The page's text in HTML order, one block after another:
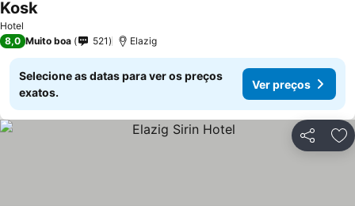
Hotel
KoskVer preços
8,0 Muito boa 521 Elazig
Selecione as datas para ver os preços
exatos.
Ver preços
Partilhar